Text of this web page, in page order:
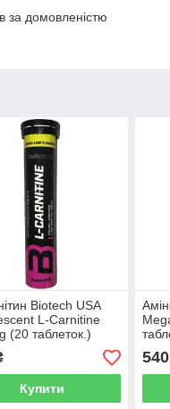
за домовленістю
Biotech USA
L-Carnitine
(20 таблеток.)
Купити
540